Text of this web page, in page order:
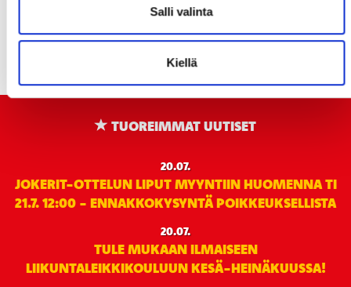
Salli valinta
Kiellä
Ostoksille
TUOREIMMAT UUTISET
20.07.
JOKERIT-OTTELUN LIPUT MYYNTIIN HUOMENNA TI
21.7. 12:00 - ENNAKKOKYSYNTÄ POIKKEUKSELLISTA
20.07.
TULE MUKAAN ILMAISEEN
LIIKUNTALEIKKIKOULUUN KESÄ-HEINÄKUUSSA!